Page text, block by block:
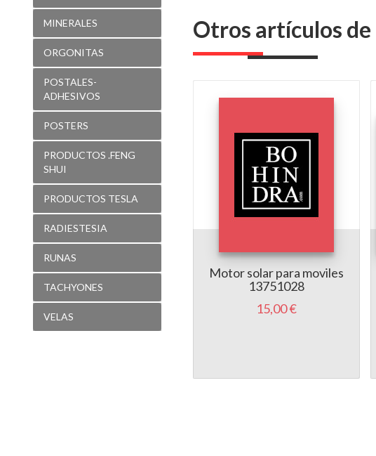
MINERALES
ORGONITAS
POSTALES-
ADHESIVOS
POSTERS
PRODUCTOS .FENG
SHUI
PRODUCTOS TESLA
RADIESTESIA
RUNAS
TACHYONES
VELAS
Otros artículos de
Motor solar para moviles
13751028
15,00 €